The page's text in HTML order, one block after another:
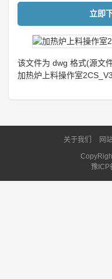
立即
该文件为 dwg 格式(源文
加热炉上料操作室
关于我们 网
豫ICP